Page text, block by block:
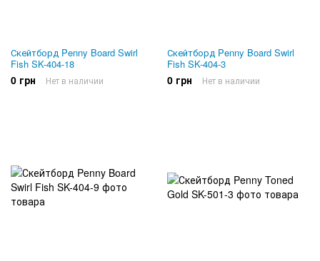
Скейтборд Penny Board Swirl
Fish SK-404-18
0 грн Нет в наличии
Скейтборд Penny Board Swirl
Fish SK-404-3
0 грн Нет в наличии